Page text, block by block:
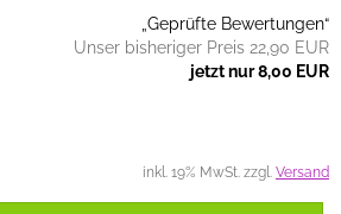
„Geprüfte Bewertungen“
Unser bisheriger Preis 22,90 EUR
jetzt nur 8,00 EUR
inkl. 19% MwSt. zzgl. Versand